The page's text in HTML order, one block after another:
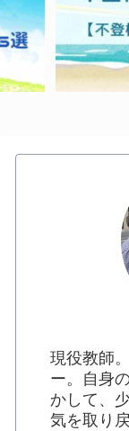
現役教師
ー。自身
かして、
気を取り